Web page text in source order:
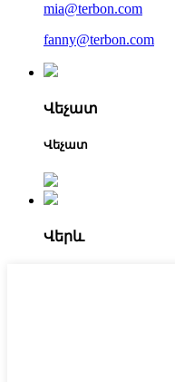
mia@terbon.com
fanny@terbon.com
Վեչատ
Վեչատ
Վերև